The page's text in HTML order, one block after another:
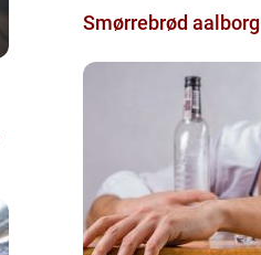
Smørrebrød aalborg